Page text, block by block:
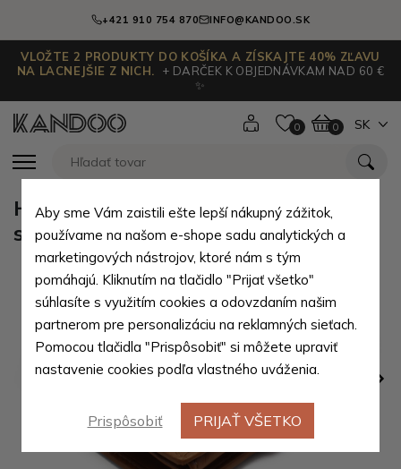
+421 910 754 870 INFO@KANDOO.SK
VLOŽTE 2 PRODUKTY DO KOŠÍKA A ZÍSKAJTE 40% ZĽAVU
NA LACNEJŠIE Z NICH.
+ DARČEK K OBJEDNÁVKAM NAD 60 €
✨
0 0 SK
Hnedá pánska kožená peňaženka
so zápinkou Jonah
Aby sme Vám zaistili ešte lepší nákupný zážitok,
používame na našom e-shope sadu analytických a
marketingových nástrojov, ktoré nám s tým
pomáhajú. Kliknutím na tlačidlo "Prijať všetko"
súhlasíte s využitím cookies a odovzdaním našim
partnerom pre personalizáciu na reklamných sieťach.
Pomocou tlačidla "Prispôsobiť" si môžete upraviť
nastavenie cookies podľa vlastného uváženia.
Prispôsobiť PRIJAŤ VŠETKO